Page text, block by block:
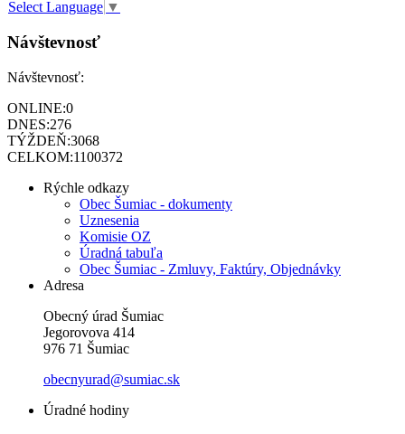
Select Language ▼
Návštevnosť
Návštevnosť:
ONLINE:0
DNES:276
TÝŽDEŇ:3068
CELKOM:1100372
Rýchle odkazy
Obec Šumiac - dokumenty
Uznesenia
Komisie OZ
Úradná tabuľa
Obec Šumiac - Zmluvy, Faktúry, Objednávky
Adresa
Obecný úrad Šumiac
Jegorovova 414
976 71 Šumiac
obecnyurad@sumiac.sk
Úradné hodiny